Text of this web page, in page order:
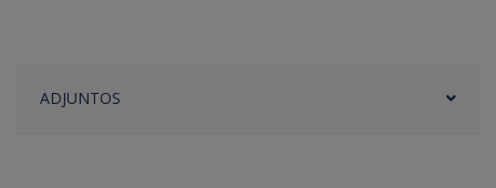
ADJUNTOS